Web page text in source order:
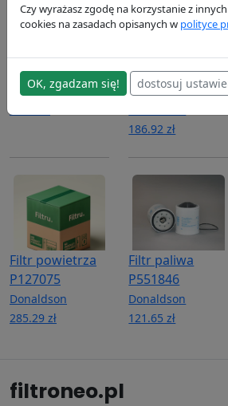
P551352
Donaldson
hydrauliczny
P569383
186.92 zł
Filtr powietrza
P127075
Donaldson
285.29 zł
Filtr paliwa
P551846
Donaldson
121.65 zł
filtroneo.pl
Czy wyrażasz zgodę na korzystanie z
cookies na zasadach opisanych w polityce
OK, zgadzam się! dostosuj